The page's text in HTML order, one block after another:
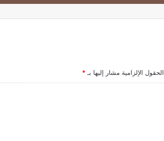
الحقول الإلزامية مشار إليها بـ *